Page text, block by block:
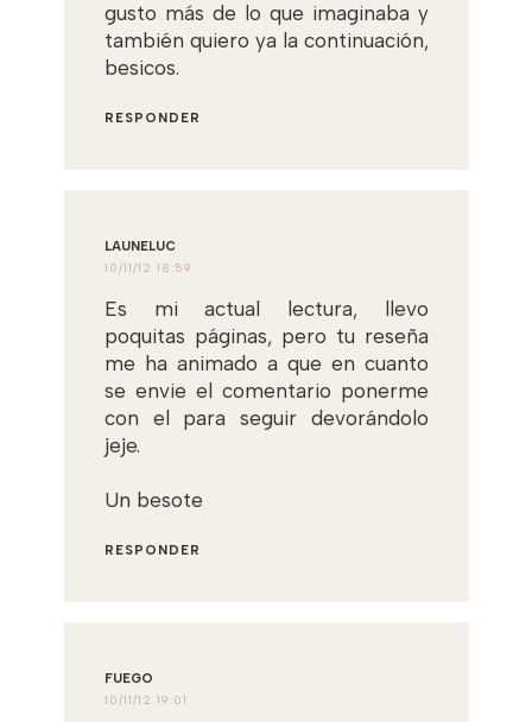
gusto más de lo que imaginaba y
también quiero ya la continuación,
besicos.
RESPONDER
LAUNELUC
10/11/12 18:59
Es mi actual lectura, llevo
poquitas páginas, pero tu reseña
me ha animado a que en cuanto
se envie el comentario ponerme
con el para seguir devorándolo
jeje.
Un besote
RESPONDER
FUEGO
10/11/12 19:01